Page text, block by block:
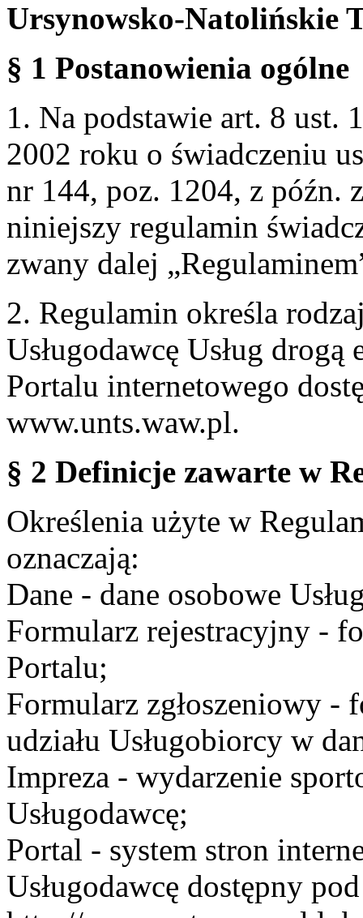
Ursynowsko-Natolińskie
§ 1 Postanowienia ogólne
1. Na podstawie art. 8 ust.
2002 roku o świadczeniu
nr 144, poz. 1204, z późn.
niniejszy regulamin
zwany dalej
2. Regulamin określa
Usługodawcę Usług
Portalu internetowego
www.unts.waw.pl.
§ 2 Definicje zawarte w
Określenia użyte w
oznaczają:
Dane - dane osobowe
Formularz rejestracyjny -
Portalu;
Formularz zgłoszeniowy -
udziału Usługobiorcy w
Impreza - wydarzenie
Usługodawcę;
Portal - system stron
Usługodawcę dostępny